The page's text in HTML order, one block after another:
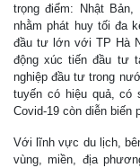
trọng điểm: Nhật Bản,
nhằm phát huy tối đa
đầu tư lớn với TP Hà
động xúc tiến đầu tư
nghiệp đầu tư trong
tuyến có hiệu quả, có
Covid-19 còn diễn biến
Với lĩnh vực du lịch,
vùng, miền, địa